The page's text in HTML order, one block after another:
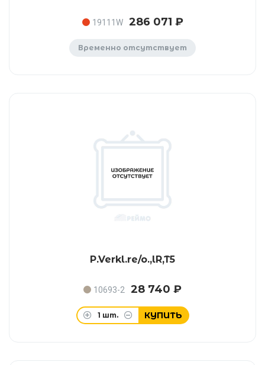
19111W 286 071 ₽
Временно отсутствует
P.Verkl.re/o.,lR,T5
10693-2 28 740 ₽
1 шт. КУПИТЬ